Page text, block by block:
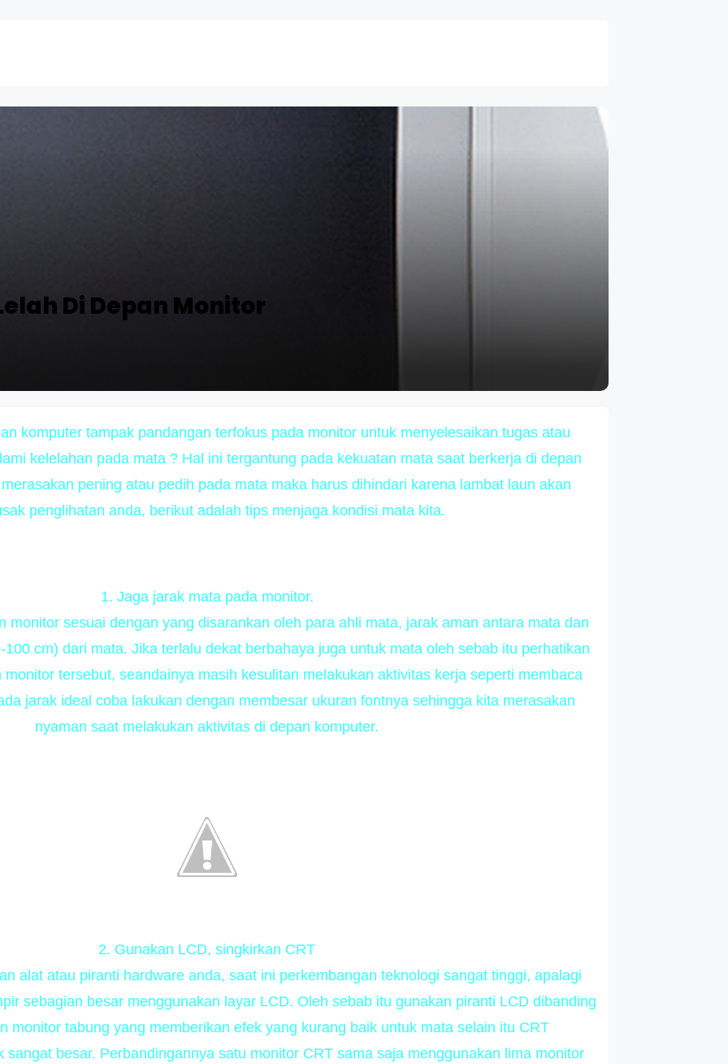
Di Depan Monitor
komputer tampak pandangan terfokus pada monitor untuk menyelesaikan tugas atau
kelelahan pada mata ? Hal ini tergantung pada kekuatan mata saat berkerja di depan
pening atau pedih pada mata maka harus dihindari karena lambat laun akan
penglihatan anda, berikut adalah tips menjaga kondisi mata kita.
1. Jaga jarak mata pada monitor.
monitor sesuai dengan yang disarankan oleh para ahli mata, jarak aman antara mata dan
cm) dari mata. Jika terlalu dekat berbahaya juga untuk mata oleh sebab itu perhatikan
tersebut, seandainya masih kesulitan melakukan aktivitas kerja seperti membaca
jarak ideal coba lakukan dengan membesar ukuran fontnya sehingga kita merasakan
nyaman saat melakukan aktivitas di depan komputer.
2. Gunakan LCD, singkirkan CRT
alat atau piranti hardware anda, saat ini perkembangan teknologi sangat tinggi, apalagi
sebagian besar menggunakan layar LCD. Oleh sebab itu gunakan piranti LCD dibanding
monitor tabung yang memberikan efek yang kurang baik untuk mata selain itu CRT
sangat besar. Perbandingannya satu monitor CRT sama saja menggunakan lima monitor